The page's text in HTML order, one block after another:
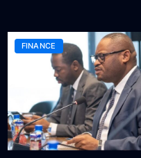
FINANCE